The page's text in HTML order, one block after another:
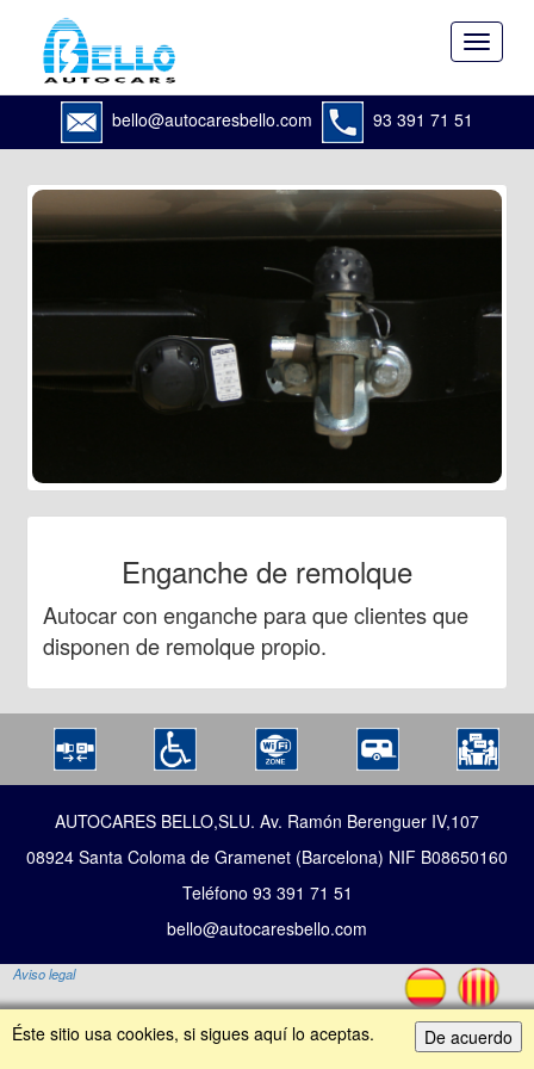
Toggle
bello@autocaresbello.com 93 391 71 51
Enganche de remolque
Autocar con enganche para que clientes que
disponen de remolque propio.
AUTOCARES BELLO,SLU. Av. Ramón Berenguer IV,107
08924 Santa Coloma de Gramenet (Barcelona) NIF B08650160
Teléfono 93 391 71 51
bello@autocaresbello.com
Aviso legal
De acuerdo
Éste sitio usa cookies, si sigues aquí lo aceptas.